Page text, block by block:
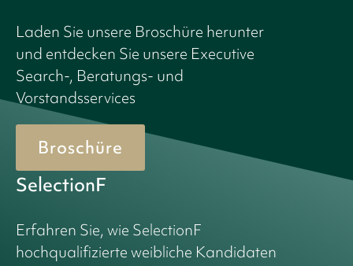
Laden Sie unsere Broschüre herunter
und entdecken Sie unsere Executive
Search-, Beratungs- und
Vorstandsservices
Broschüre
SelectionF
Erfahren Sie, wie SelectionF
hochqualifizierte weibliche Kandidaten